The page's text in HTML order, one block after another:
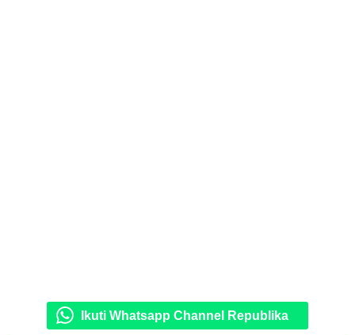
Ikuti Whatsapp Channel Republika